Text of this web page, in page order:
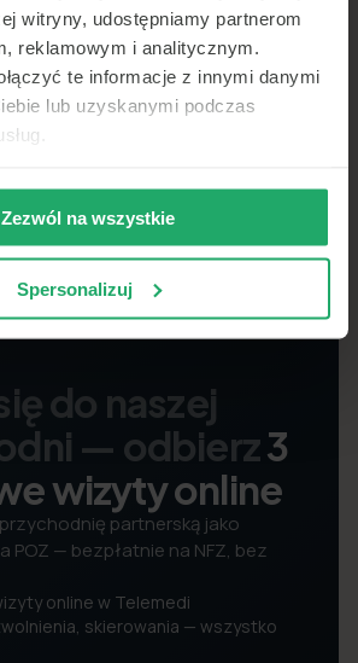
witryny, udostępniamy partnerom
reklamowym i analitycznym.
te informacje z innymi danymi
lub uzyskanymi podczas
Zezwól na wszystkie
Spersonalizuj
do naszej
— odbierz3
wizyty online
partnerską jako
POZ — bezpłatnie na NFZ, bez
online w Telemedi
skierowania — wszystko